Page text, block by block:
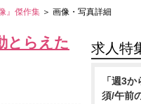
』傑作集 ＞ 画像・写真詳細
とらえた 求人特
「週3
須/午前